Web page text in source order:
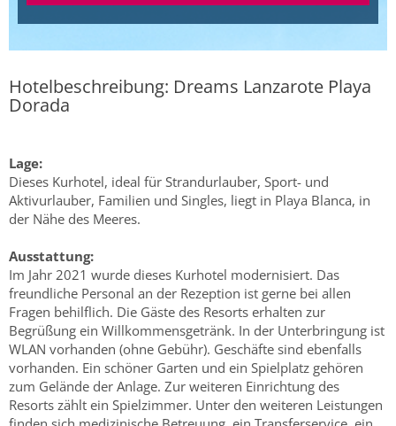
Hotelbeschreibung: Dreams Lanzarote Playa
Dorada
Lage:
Dieses Kurhotel, ideal für Strandurlauber, Sport- und
Aktivurlauber, Familien und Singles, liegt in Playa Blanca, in
der Nähe des Meeres.
Ausstattung:
Im Jahr 2021 wurde dieses Kurhotel modernisiert. Das
freundliche Personal an der Rezeption ist gerne bei allen
Fragen behilflich. Die Gäste des Resorts erhalten zur
Begrüßung ein Willkommensgetränk. In der Unterbringung ist
WLAN vorhanden (ohne Gebühr). Geschäfte sind ebenfalls
vorhanden. Ein schöner Garten und ein Spielplatz gehören
zum Gelände der Anlage. Zur weiteren Einrichtung des
Resorts zählt ein Spielzimmer. Unter den weiteren Leistungen